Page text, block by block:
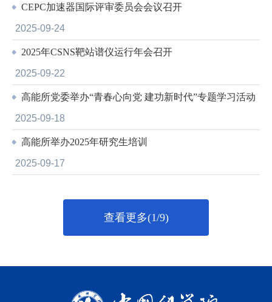
CEPC加速器国际评审委员会会议召开
2025-09-24
2025年CSNS靶站谱仪运行年会召开
2025-09-22
高能所党委举办“青春心向党 建功新时代”专题学习活动
2025-09-18
高能所举办2025年研究生培训
2025-09-17
查看更多(1/9)